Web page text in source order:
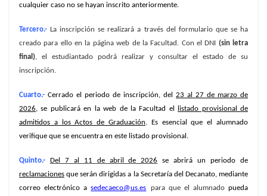
cualquier caso no se hayan inscrito anteriormente.
Tercero.- La inscripción se realizará a través del formulario que se ha
creado para ello en la página web de la Facultad. Con el DNI (sin letra
final), el estudiantado podrá realizar y consultar el estado de su
inscripción.
Cuarto.- Cerrado el periodo de inscripción, del 23 al 27 de marzo de
2026, se publicará en la web de la Facultad el
listado provisional de
admitidos a los Actos de Graduación. Es esencial que el alumnado
verifique que se encuentra en este listado provisional.
Quinto.- Del 7 al 11 de abril de 2026
se abrirá un periodo de
reclamaciones que serán dirigidas a la Secretaría del Decanato, mediante
correo electrónico asedecaeco@us.es para que el alumnadopueda